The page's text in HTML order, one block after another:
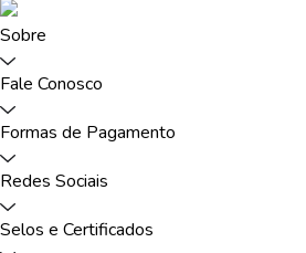
Sobre
Fale Conosco
Formas de Pagamento
Redes Sociais
Selos e Certificados